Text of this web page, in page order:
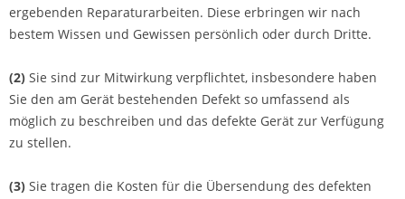
ergebenden Reparaturarbeiten. Diese erbringen wir nach
bestem Wissen und Gewissen persönlich oder durch Dritte.
(2) Sie sind zur Mitwirkung verpflichtet, insbesondere haben
Sie den am Gerät bestehenden Defekt so umfassend als
möglich zu beschreiben und das defekte Gerät zur Verfügung
zu stellen.
(3) Sie tragen die Kosten für die Übersendung des defekten